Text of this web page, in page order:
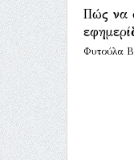
Πώς να
Φυτούλα